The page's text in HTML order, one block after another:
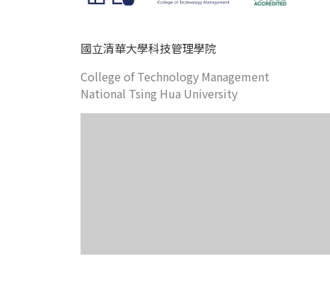
國立清華大學科技管理學院
College of Technology Management
National Tsing Hua University